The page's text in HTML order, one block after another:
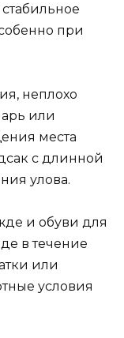
при
неплохо
или
места
с длинной
улова.
и обуви для
в течение
или
условия